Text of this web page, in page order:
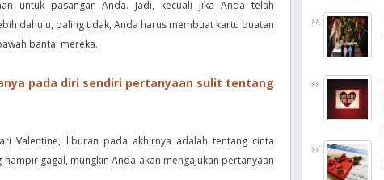
untuk pasangan Anda. Jadi, kecuali jika Anda telah
dahulu, paling tidak, Anda harus membuat kartu buatan
bantal mereka.
pada diri sendiri pertanyaan sulit tentang
Valentine, liburan pada akhirnya adalah tentang cinta
gagal, mungkin Anda akan mengajukan pertanyaan